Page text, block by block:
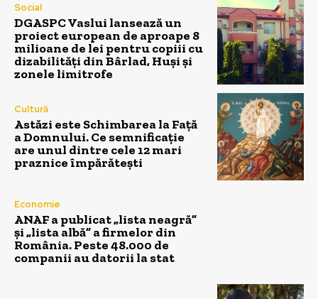
Social
DGASPC Vaslui lansează un
proiect european de aproape 8
milioane de lei pentru copiii cu
dizabilități din Bârlad, Huși și
zonele limitrofe
Cultură
Astăzi este Schimbarea la Față
a Domnului. Ce semnificație
are unul dintre cele 12 mari
praznice împărătești
Economie
ANAF a publicat „lista neagră”
și „lista albă” a firmelor din
România. Peste 48.000 de
companii au datorii la stat